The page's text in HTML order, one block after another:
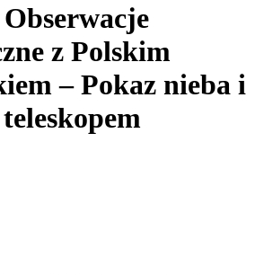
z Polskim
– Pokaz nieba i